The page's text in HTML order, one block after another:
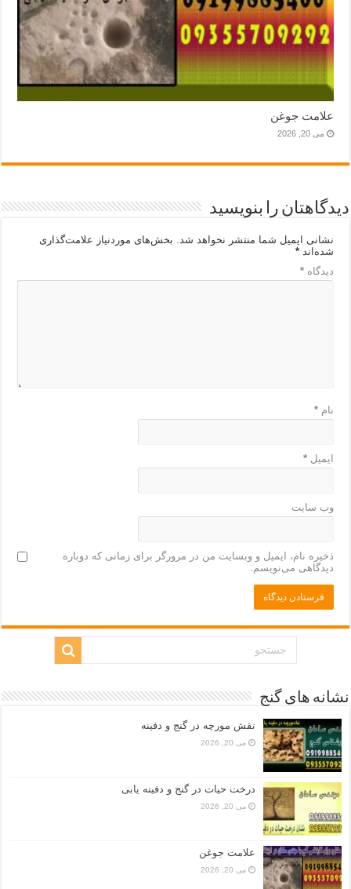
علامت جوغن
می 20, 2026
دیدگاهتان را بنویسید
نشانی ایمیل شما منتشر نخواهد شد.
بخش‌های موردنیاز علامت‌گذاری
شده‌اند*
دیدگاه*
نام*
ایمیل*
وب‌ سایت
ذخیره نام، ایمیل و وبسایت من در مرورگر برای زمانی که دوباره
دیدگاهی می‌نویسم.
نشانه های گنج
نقش مورچه در گنج و دفینه
می 20, 2026
درخت حیات در گنج و دفینه یابی
می 20, 2026
علامت جوغن
می 20, 2026